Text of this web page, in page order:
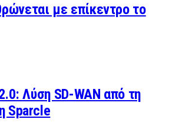
με επίκεντρο το
Λύση SD-WAN από τη
Sparcle